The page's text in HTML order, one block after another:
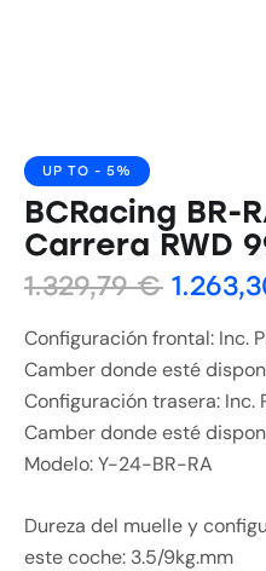
UP TO - 5%
BCRacing BR-
Carrera RWD
1.329,79€
Configuración frontal: Inc.
Camber donde esté
Configuración trasera: Inc.
Camber donde esté
Modelo: Y-24-BR-RA
Dureza del muelle y
este coche: 3.5/9kg.mm